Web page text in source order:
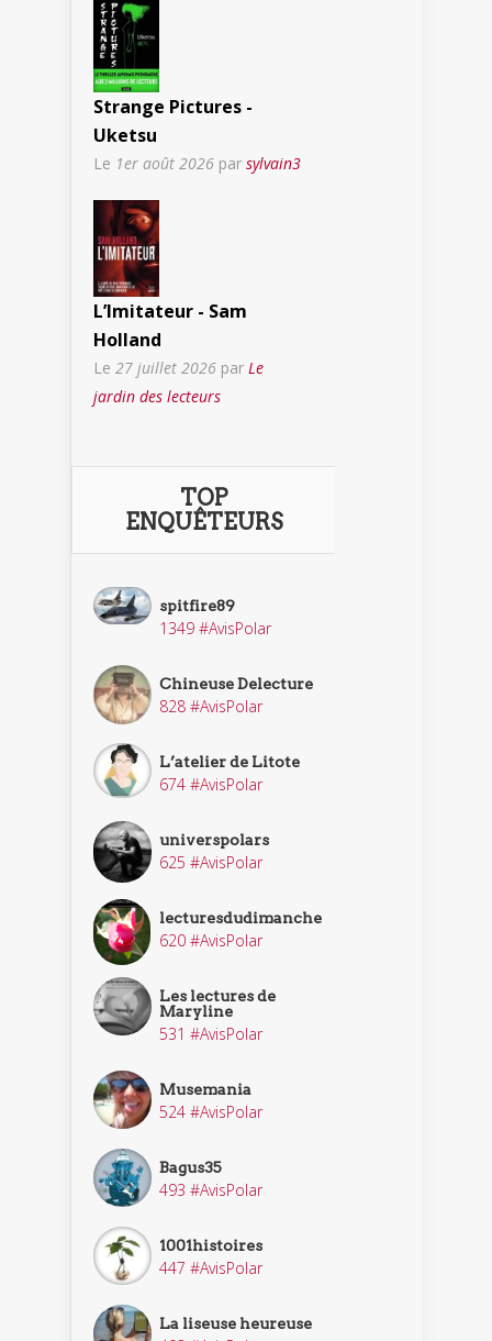
Strange Pictures -
Uketsu
Le 1er août 2026 par sylvain3
L’Imitateur - Sam
Holland
Le 27 juillet 2026 par Le
jardin des lecteurs
TOP
ENQUÊTEURS
spitfire89
1349 #AvisPolar
Chineuse Delecture
828 #AvisPolar
L’atelier de Litote
674 #AvisPolar
universpolars
625 #AvisPolar
lecturesdudimanche
620 #AvisPolar
Les lectures de
Maryline
531 #AvisPolar
Musemania
524 #AvisPolar
Bagus35
493 #AvisPolar
1001histoires
447 #AvisPolar
La liseuse heureuse